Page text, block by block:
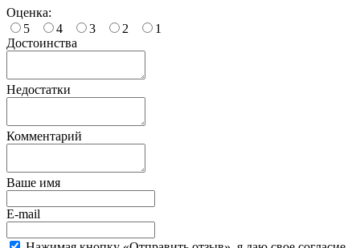
Оценка:
5
4 3 2
1
Достоинства
Недостатки
Комментарий
Ваше имя
E-mail